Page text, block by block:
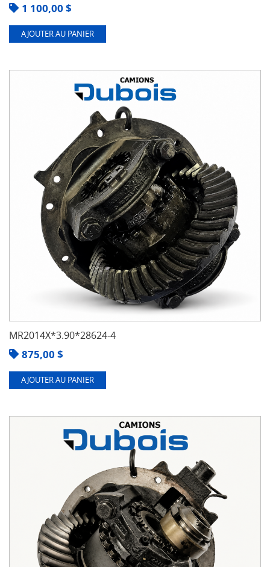
1 100,00 $
AJOUTER AU PANIER
MR2014X*3.90*28624-4
875,00 $
AJOUTER AU PANIER